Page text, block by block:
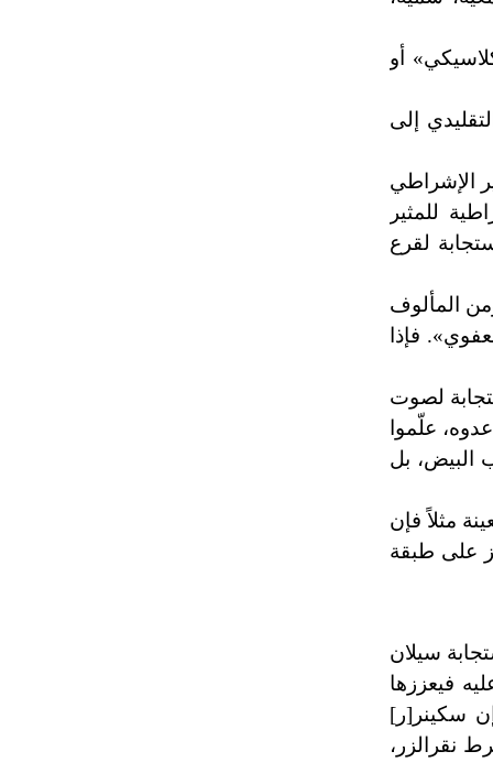
أو
إلى
الإشراطي
للمثير
لقرع
المألوف
فإذا
لصوت
علّموا
البيض، بل
مثلاً فإن
على طبقة
سيلان
فيعززها
سكينر[ر]
نقرالزر،